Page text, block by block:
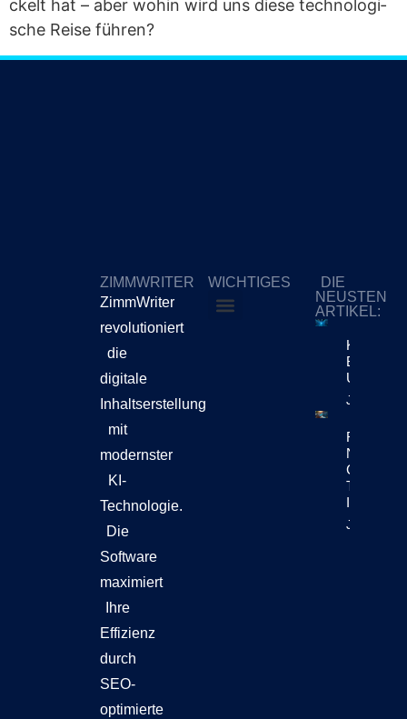
ckelt hat – aber wohin wird uns die­se tech­no­lo­gi­
sche Rei­se führen?
ZIMMWRITER
ZimmWriter
revolutioniert
die
digitale
Inhaltserstellung
mit
modernster
KI-
Technologie.
Die
Software
maximiert
Ihre
Effizienz
durch
SEO-
optimierte
WICHTIGES
DIE
NEUSTEN
ARTIKEL:
KI-
Bewegt
Jetzt
Reuters
News
Chatbots
Teil Der
Jetzt